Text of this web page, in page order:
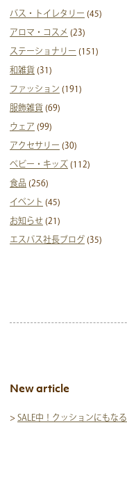
バス・トイレタリー (45)
アロマ・コスメ (23)
ステーショナリー (151)
和雑貨 (31)
ファッション (191)
服飾雑貨 (69)
ウェア (99)
アクセサリー (30)
ベビー・キッズ (112)
食品 (256)
イベント (45)
お知らせ (21)
エスパス社長ブログ (35)
New article
>SALE中！クッションにもなる